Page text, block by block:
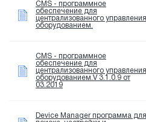
CMS - программное
обеспечение для
централизованного управления
оборудованием.
CMS - программное
обеспечение для
централизованного управления
оборудованием.V 3.1.0.9 от
03.2019
Device Manager программа для